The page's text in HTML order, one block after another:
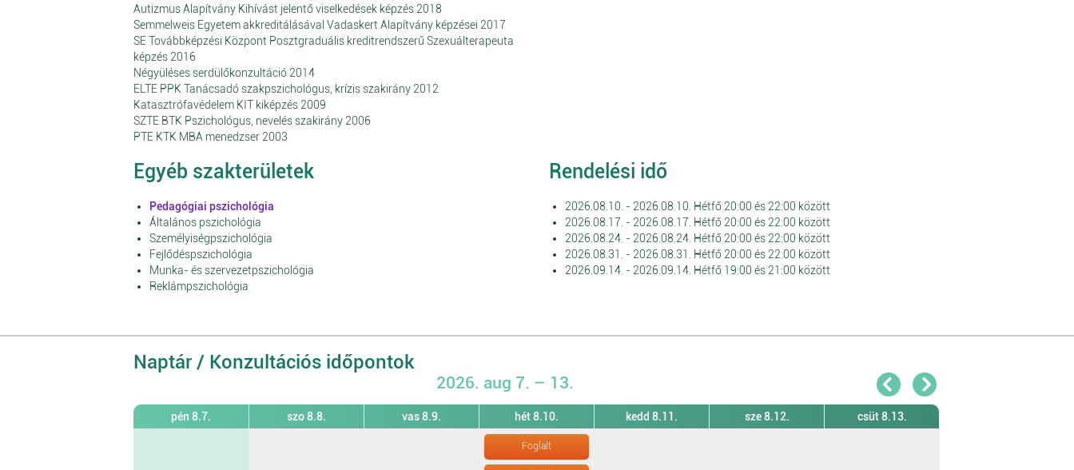
Autizmus Alapítvány Kihívást jelentő viselkedések képzés 2018
Semmelweis Egyetem akkreditálásával Vadaskert Alapítvány képzései 2017
SE Továbbképzési Központ Posztgraduális kreditrendszerű Szexuálterapeuta
képzés 2016
Négyüléses serdülőkonzultáció 2014
ELTE PPK Tanácsadó szakpszichológus, krízis szakirány 2012
Katasztrófavédelem KIT kiképzés 2009
SZTE BTK Pszichológus, nevelés szakirány 2006
PTE KTK MBA menedzser 2003
Egyéb szakterületek
Pedagógiai pszichológia
Általános pszichológia
Személyiségpszichológia
Fejlődéspszichológia
Munka- és szervezetpszichológia
Reklámpszichológia
Rendelési idő
2026.08.10. - 2026.08.10. Hétfő 20:00 és 22:00 között
2026.08.17. - 2026.08.17. Hétfő 20:00 és 22:00 között
2026.08.24. - 2026.08.24. Hétfő 20:00 és 22:00 között
2026.08.31. - 2026.08.31. Hétfő 20:00 és 22:00 között
2026.09.14. - 2026.09.14. Hétfő 19:00 és 21:00 között
Naptár / Konzultációs időpontok
2026. aug 7. – 13.
pén 8.7. szo 8.8. vas 8.9. hét 8.10. kedd 8.11. sze 8.12. csüt 8.13.
Foglalt